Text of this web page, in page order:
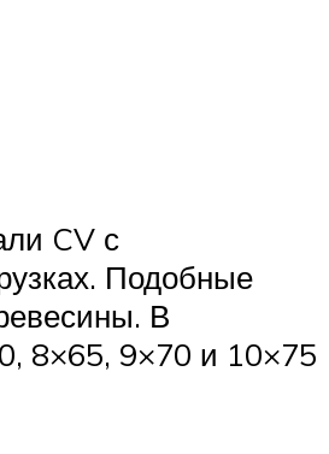
CV с
Подобные
В
8×65, 9×70 и 10×75